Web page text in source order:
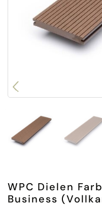
WPC Dielen
Business